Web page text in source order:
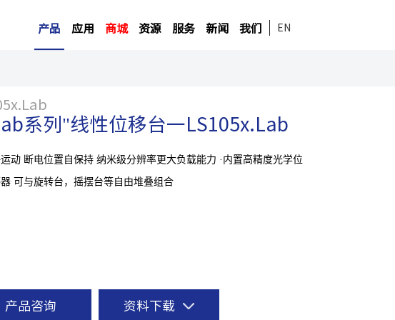
产品 应用 商城 资源 服务 新闻 我们 EN
系列"线性位移台一LS105x.Lab
动 断电位置自保持 纳米级分辨率更大负载能力 ·内置高精度光学位
可与旋转台，摇摆台等自由堆叠组合
产品咨询 资料下载